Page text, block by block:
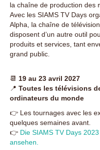
la chaîne de production des
Avec les SIAMS TV Days
Alpha, la chaîne de
disposent d’un autre outil
produits et services, tant
grand public.
📆 19 au 23 avril 2027
📍 Toutes les télévisions
ordinateurs du monde
👉 Les tournages avec les
quelques semaines avant.
👉 Die SIAMS TV Days
ansehen.